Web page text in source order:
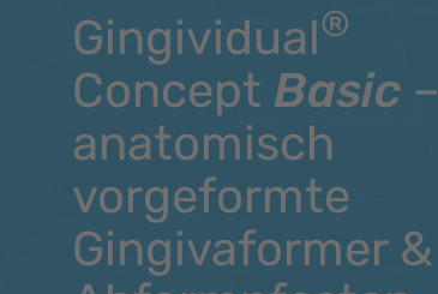
Gingividual®
Concept Basic –
anatomisch
vorgeformte
Gingivaformer &